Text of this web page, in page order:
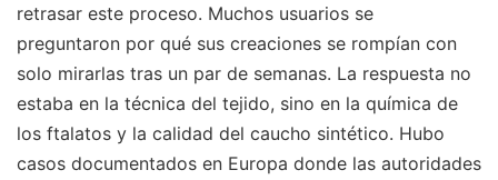
retrasar este proceso. Muchos usuarios se
preguntaron por qué sus creaciones se rompían con
solo mirarlas tras un par de semanas. La respuesta no
estaba en la técnica del tejido, sino en la química de
los ftalatos y la calidad del caucho sintético. Hubo
casos documentados en Europa donde las autoridades